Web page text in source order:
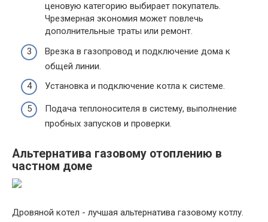
ценовую категорию выбирает покупатель.
Чрезмерная экономия может повлечь
дополнительные траты или ремонт.
Врезка в газопровод и подключение дома к
общей линии.
Установка и подключение котла к системе.
Подача теплоносителя в систему, выполнение
пробных запусков и проверки.
Альтернатива газовому отоплению в
частном доме
Дровяной котел - лучшая альтернатива газовому котлу.